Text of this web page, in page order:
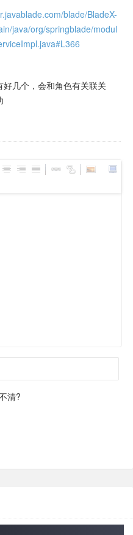
blade/BladeX-
java/org/springblade/modul
几个，会和角色有关联关
清?